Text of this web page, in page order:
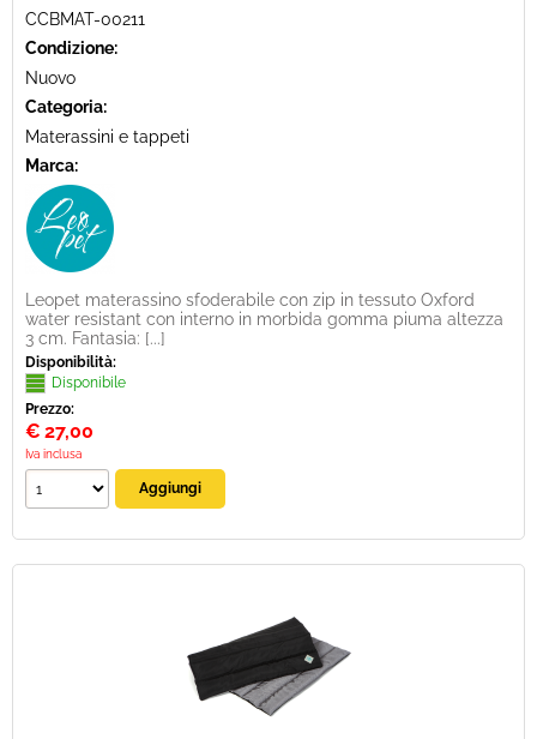
CCBMAT-00211
Condizione:
Nuovo
Categoria:
Materassini e tappeti
Marca:
Leopet materassino sfoderabile con zip in tessuto Oxford
water resistant con interno in morbida gomma piuma altezza
3 cm. Fantasia: [...]
Disponibilità:
Disponibile
Prezzo:
€ 27,00
Iva inclusa